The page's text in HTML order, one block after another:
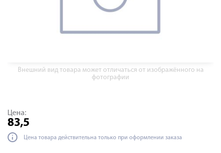
Внешний вид товара может отличаться от изображённого на
фотографии
Цена:
83,5
Цена товара действительна только при оформлении заказа